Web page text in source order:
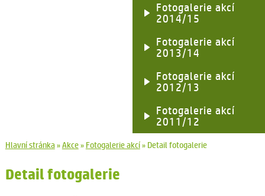
Fotogalerie akcí
2014/15
Fotogalerie akcí
2013/14
Fotogalerie akcí
2012/13
Fotogalerie akcí
2011/12
Hlavní stránka»Akce» Fotogalerie akcí» Detail fotogalerie
Detail fotogalerie